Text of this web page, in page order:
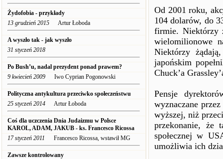
Żydofobia - przykłady
13 grudzień 2015 Artur Łoboda
A wyszło tak - jak wyszło
31 styczeń 2018
Po Bush’u, nadal prezydent ponad prawem?
9 kwiecień 2009 Iwo Cyprian Pogonowski
Polityczna antykultura przeciwko społeczeństwu
25 styczeń 2014 Artur Łoboda
Coś dla uczczenia Dnia Judaizmu w Polsce
KAROL, ADAM, JAKUB - ks. Francesco Ricossa
17 styczeń 2011 Francesco Ricossa, wstawił MG
Zawsze kontrolowany
Od 2001 roku,
104 dolarów, do
firmie. Niektórzy
wielomilionowe
Niektórzy
japońskim
Chuck’a
Pensje
wyznaczane
wyższej, niż
przekonanie, że
społecznej w
umożliwia ich